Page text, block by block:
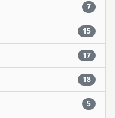
7
15
17
18
5